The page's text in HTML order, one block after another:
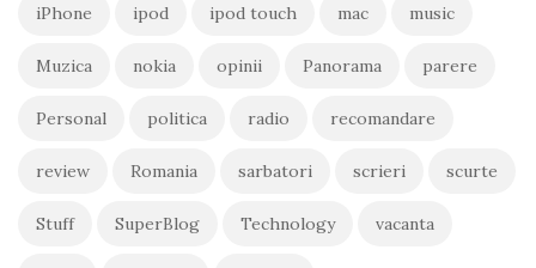
iPhone ipod ipod touch mac music
Muzica nokia opinii Panorama parere
Personal politica radio recomandare
review Romania sarbatori scrieri scurte
Stuff SuperBlog Technology vacanta